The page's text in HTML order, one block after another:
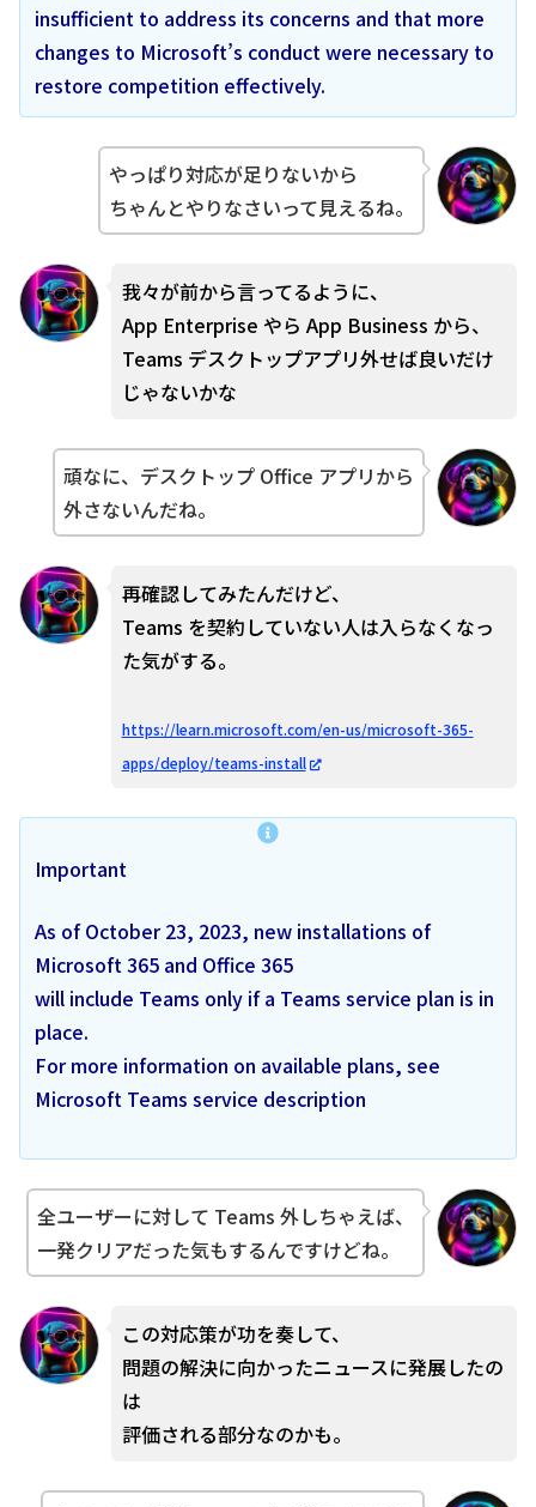
insufficient to address its concerns and that more
changes to Microsoft’s conduct were necessary to
restore competition effectively.
やっぱり対応が足りないから
ちゃんとやりなさいって見えるね。
我々が前から言ってるように、
App Enterprise やら App Business から、
Teams デスクトップアプリ外せば良いだけ
じゃないかな
頑なに、デスクトップ Office アプリから
外さないんだね。
再確認してみたんだけど、
Teams を契約していない人は入らなくなっ
た気がする。
https://learn.microsoft.com/en-us/microsoft-365-
apps/deploy/teams-install
Important
As of October 23, 2023, new installations of
Microsoft 365 and Office 365
will include Teams only if a Teams service plan is in
place.
For more information on available plans, see
Microsoft Teams service description
全ユーザーに対して Teams 外しちゃえば、
一発クリアだった気もするんですけどね。
この対応策が功を奏して、
問題の解決に向かったニュースに発展したの
は
評価される部分なのかも。